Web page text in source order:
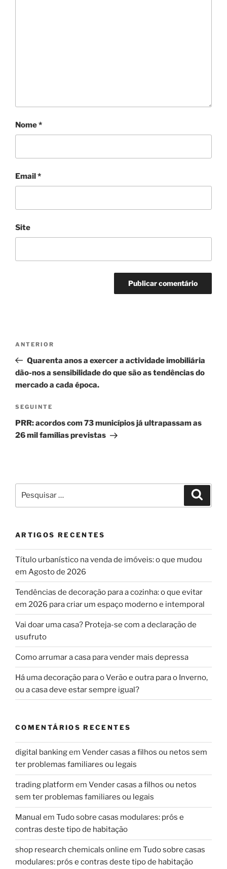
Nome*
Email*
Site
artigos
Conteúdo
anterior
ANTERIOR
Quarenta anos a exercer a actividade imobiliária
dão-nos a sensibilidade do que são as tendências do
mercado a cada época.
Conteúdo
seguinte
SEGUINTE
PRR: acordos com 73 municípios já ultrapassam as
26 mil famílias previstas
por:
ARTIGOS RECENTES
Título urbanístico na venda de imóveis: o que mudou
em Agosto de 2026
Tendências de decoração para a cozinha: o que evitar
em 2026 para criar um espaço moderno e intemporal
Vai doar uma casa? Proteja-se com a declaração de
usufruto
Como arrumar a casa para vender mais depressa
Há uma decoração para o Verão e outra para o Inverno,
ou a casa deve estar sempre igual?
COMENTÁRIOS RECENTES
digital bankingem Vender casas a filhos ou netos sem
ter problemas familiares ou legais
trading platform em Vender casas a filhos ou netos
sem ter problemas familiares ou legais
Manual em Tudo sobre casas modulares: prós e
contras deste tipo de habitação
shop research chemicals online em Tudo sobre casas
modulares: prós e contras deste tipo de habitação